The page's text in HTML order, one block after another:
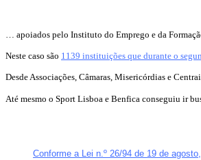
… apoiados pelo Instituto do Emprego e da
Neste caso são 1139 instituições que durante o
Desde Associações, Câmaras, Misericórdias e
Até mesmo o Sport Lisboa e Benfica conseguiu ir
Conforme a Lei n.º 26/94 de 19 de